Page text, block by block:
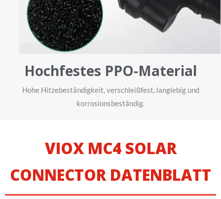
Hochfestes PPO-Material
Hohe Hitzebeständigkeit, verschleißfest, langlebig und
korrosionsbeständig.
VIOX MC4 SOLAR
CONNECTOR DATENBLATT